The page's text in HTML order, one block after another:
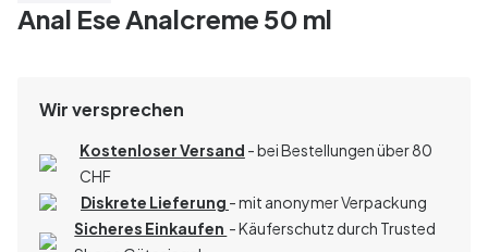
Anal Ese Analcreme 50 ml
Wir versprechen
Kostenloser Versand - bei Bestellungen über 80
CHF
Diskrete Lieferung - mit anonymer Verpackung
Sicheres Einkaufen - Käuferschutz durch Trusted